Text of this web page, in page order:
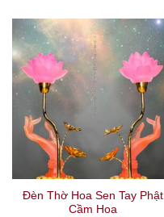
Đèn Thờ Hoa Sen Tay Phật
Cầm Hoa